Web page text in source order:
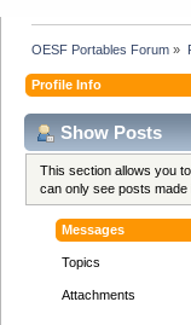
OESF Portables Forum »
Profile Info
Show Posts
This section allows you
can only see posts
Messages
Topics
Attachments